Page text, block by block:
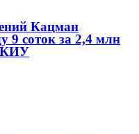
Кацман
9 соток за 2,4 млн
КИУ